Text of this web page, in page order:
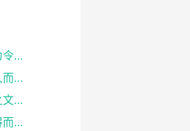
《论语·公冶长》子张问曰：令尹子文三仕为令尹，无喜色。三已之，无愠色。旧令尹之政，必以告新令尹。何如？子曰：忠矣。曰：仁矣乎？曰：未知，焉得仁？
《论语·公冶长》子曰：晏平仲善与人交，久而敬之。
《论语·公冶长》子贡问曰：孔文子何以谓之文也？子曰：敏而好学，不耻下问，是以谓之文也。
《论语·公冶长》子贡曰：夫子之文章，可得而闻也。夫子之言性与天道，不可得而闻也。